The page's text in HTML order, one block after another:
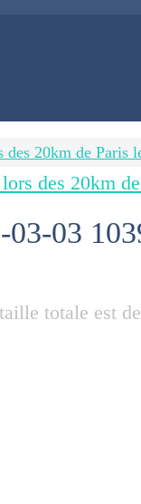
20km de Paris
des 20km
03-03
totale est de